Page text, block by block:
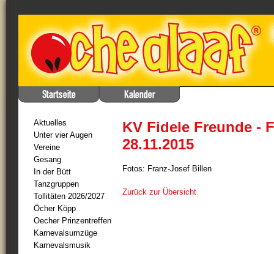
Aktuelles
Unter vier Augen
Vereine
Gesang
In der Bütt
Tanzgruppen
Tollitäten 2026/2027
Öcher Köpp
Oecher Prinzentreffen
Karnevalsumzüge
Karnevalsmusik
KV Fidele Freunde -
28.11.2015
Fotos: Franz-Josef Billen
Zurück zur Übersicht